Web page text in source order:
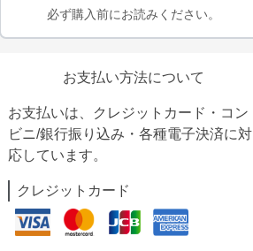
必ず購入前にお読みください。
お支払い方法について
お支払いは、クレジットカード・コン
ビニ/銀行振り込み・各種電子決済に対
応しています。
クレジットカード